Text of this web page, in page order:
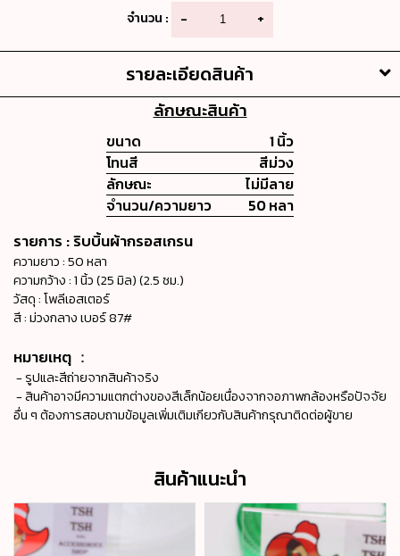
จำนวน : - +
รายละเอียดสินค้า
ลักษณะสินค้า
ขนาด
1 นิ้ว
โทนสี
สีม่วง
ลักษณะ
ไม่มีลาย
จำนวน/ความยาว
50 หลา
รายการ : ริบบิ้นผ้ากรอสเกรน
ความยาว : 50 หลา
ความกว้าง : 1 นิ้ว (25 มิล) (2.5 ซม.)
วัสดุ : โพลีเอสเตอร์
สี : ม่วงกลาง เบอร์ 87#
หมายเหตุ ：
- รูปและสีถ่ายจากสินค้าจริง
- สินค้าอาจมีความแตกต่างของสีเล็กน้อยเนื่องจากจอภาพกล้องหรือปัจจัย
อื่น ๆ ต้องการสอบถามข้อมูลเพิ่มเติมเกียวกับสินค้ากรุณาติดต่อผู้ขาย
สินค้าแนะนำ